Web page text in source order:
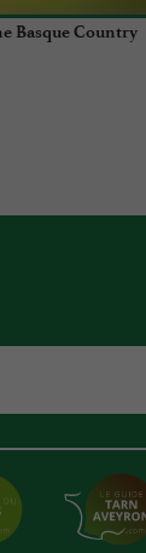
Basque Country